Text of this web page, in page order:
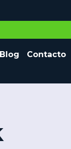
Blog Contacto
y